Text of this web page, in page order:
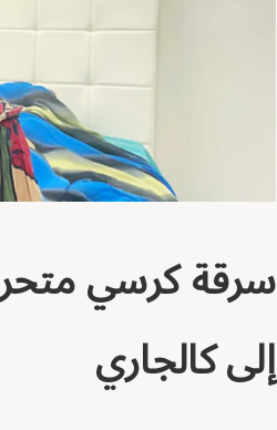
سرقة كرسي
إلى كالجاري